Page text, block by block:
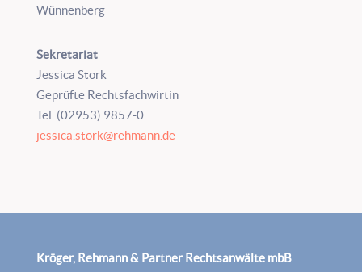
Wünnenberg
Sekretariat
Jessica Stork
Geprüfte Rechtsfachwirtin
Tel. (02953) 9857-0
jessica.stork@rehmann.de
Kröger, Rehmann & Partner Rechtsanwälte mbB